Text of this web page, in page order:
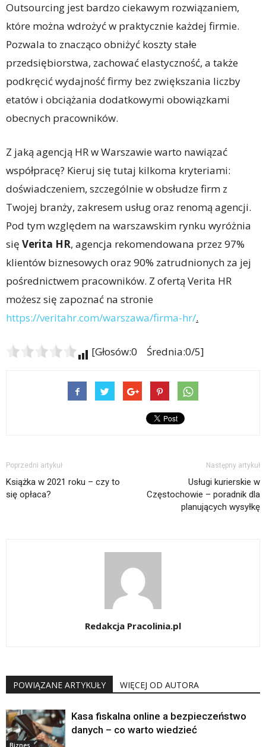
Outsourcing jest bardzo ciekawym rozwiązaniem,
które można wdrożyć w praktycznie każdej firmie.
Pozwala to znacząco obniżyć koszty stałe
przedsiębiorstwa, zachować elastyczność, a także
podkręcić wydajność firmy bez zwiększania liczby
etatów i obciążania dodatkowymi obowiązkami
obecnych pracowników.
Z jaką agencją HR w Warszawie warto nawiązać
współpracę? Kieruj się tutaj kilkoma kryteriami:
doświadczeniem, szczególnie w obsłudze firm z
Twojej branży, zakresem usług oraz renomą agencji.
Pod tym względem na warszawskim rynku wyróżnia
się Verita HR, agencja rekomendowana przez 97%
klientów biznesowych oraz 90% zatrudnionych za jej
pośrednictwem pracowników. Z ofertą Verita HR
możesz się zapoznać na stronie
https://veritahr.com/warszawa/firma-hr/.
[Głosów:0 Średnia:0/5]
Poprzedni artykuł
Książka w 2021 roku – czy to
się opłaca?
Następny artykuł
Usługi kurierskie w
Częstochowie – poradnik dla
planujących wysyłkę
Redakcja Pracolinia.pl
POWIĄZANE ARTYKUŁY WIĘCEJ OD AUTORA
Biznes
Kasa fiskalna online a bezpieczeństwo
danych – co warto wiedzieć